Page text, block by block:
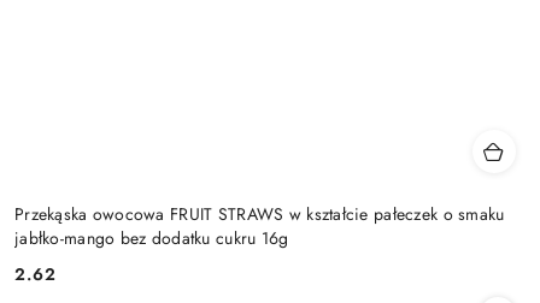
Przekąska owocowa FRUIT STRAWS w kształcie pałeczek o smaku
jabłko-mango bez dodatku cukru 16g
Cena:
2.62